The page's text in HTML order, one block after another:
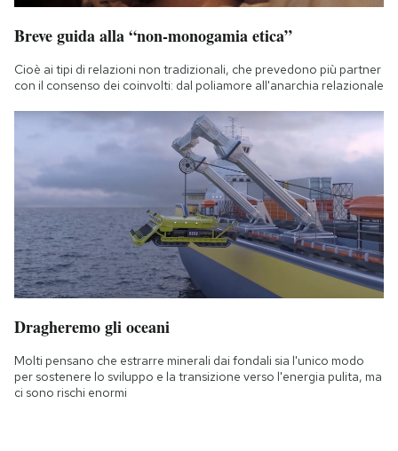
Breve guida alla “non-monogamia etica”
Cioè ai tipi di relazioni non tradizionali, che prevedono più partner
con il consenso dei coinvolti: dal poliamore all'anarchia relazionale
Dragheremo gli oceani
Molti pensano che estrarre minerali dai fondali sia l'unico modo
per sostenere lo sviluppo e la transizione verso l'energia pulita, ma
ci sono rischi enormi